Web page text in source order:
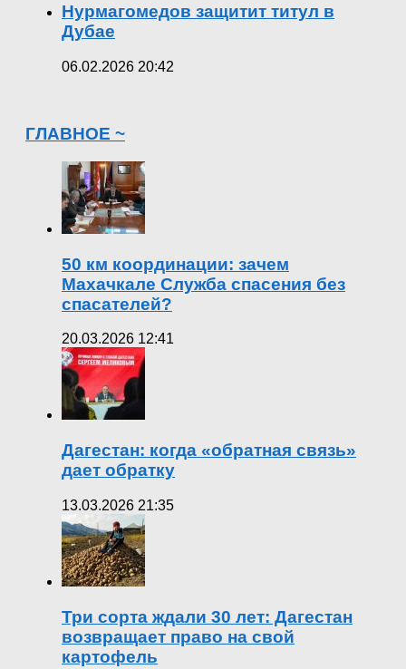
Нурмагомедов защитит титул в
Дубае
06.02.2026 20:42
ГЛАВНОЕ ~
50 км координации: зачем
Махачкале Служба спасения без
спасателей?
20.03.2026 12:41
Дагестан: когда «обратная связь»
дает обратку
13.03.2026 21:35
Три сорта ждали 30 лет: Дагестан
возвращает право на свой
картофель